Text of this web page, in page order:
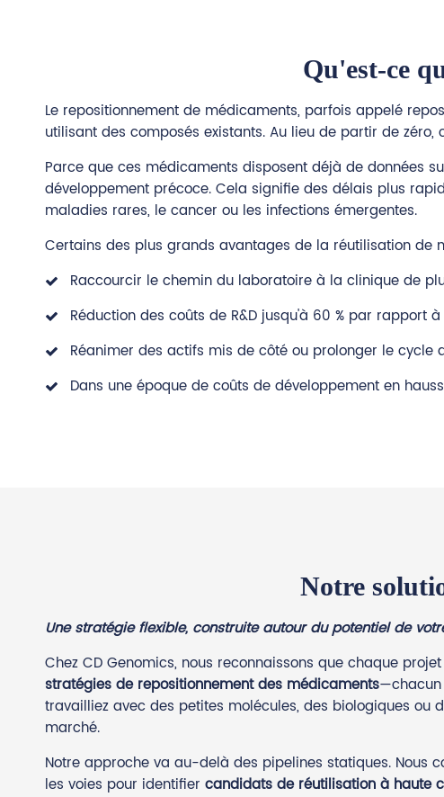
Qu'est-ce
Le repositionnement de médicaments, parfois appelé
utilisant des composés existants. Au lieu de partir de
Parce que ces médicaments disposent déjà de données
développement précoce. Cela signifie des délais plus
maladies rares, le cancer ou les infections émergentes.
Certains des plus grands avantages de la réutilisation de
Raccourcir le chemin du laboratoire à la clinique de
Réduction des coûts de R&D jusqu'à 60 % par rapport
Réanimer des actifs mis de côté ou prolonger le cycle
Dans une époque de coûts de développement en
Notre
Une stratégie flexible, construite autour du potentiel de
Chez CD Genomics, nous reconnaissons que chaque
stratégies de repositionnement des médicaments—chacun
travailliez avec des petites molécules, des biologiques ou
marché.
Notre approche va au-delà des pipelines statiques. Nous
les voies pour identifier candidats de réutilisation à haute